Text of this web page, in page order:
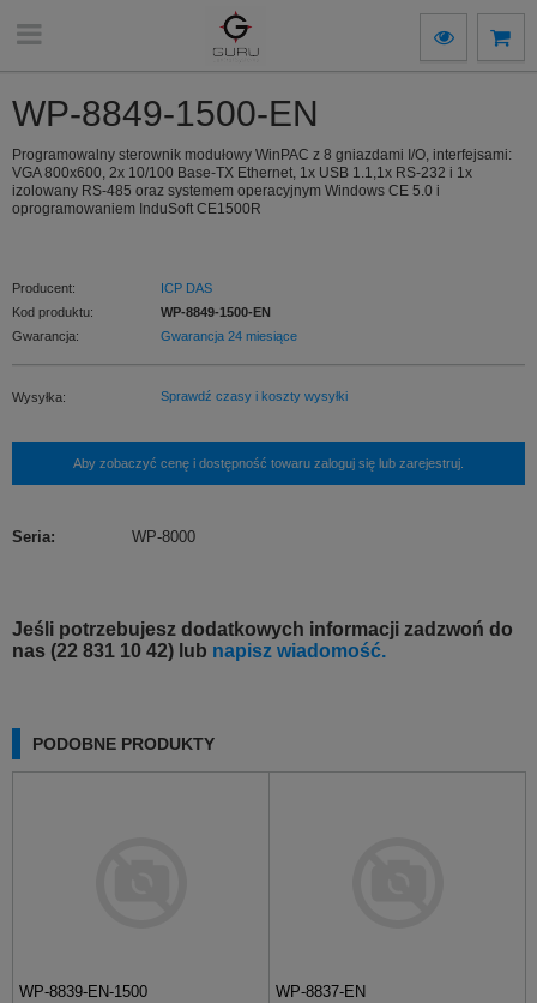
WP-8849-1500-EN
Programowalny sterownik modułowy WinPAC z 8 gniazdami I/O, interfejsami:
VGA 800x600, 2x 10/100 Base-TX Ethernet, 1x USB 1.1,1x RS-232 i 1x
izolowany RS-485 oraz systemem operacyjnym Windows CE 5.0 i
oprogramowaniem InduSoft CE1500R
Producent:
ICP DAS
Kod produktu:
WP-8849-1500-EN
Gwarancja:
Gwarancja 24 miesiące
Wysyłka: Sprawdź czasy i koszty wysyłki
Aby zobaczyć cenę i dostępność towaru zaloguj się lub zarejestruj.
Seria: WP-8000
Jeśli potrzebujesz dodatkowych informacji zadzwoń do
nas (22 831 10 42) lub napisz wiadomość.
PODOBNE PRODUKTY
WP-8839-EN-1500 WP-8837-EN